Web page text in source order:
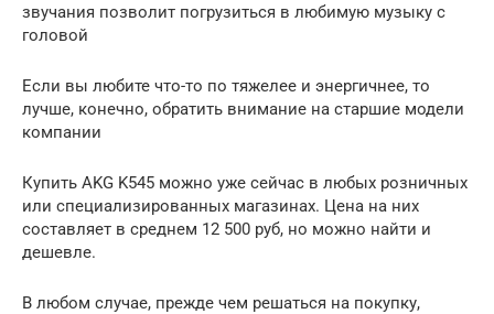
звучания позволит погрузиться в любимую музыку с
головой
Если вы любите что-то по тяжелее и энергичнее, то
лучше, конечно, обратить внимание на старшие модели
компании
Купить AKG K545 можно уже сейчас в любых розничных
или специализированных магазинах. Цена на них
составляет в среднем 12 500 руб, но можно найти и
дешевле.
В любом случае, прежде чем решаться на покупку,